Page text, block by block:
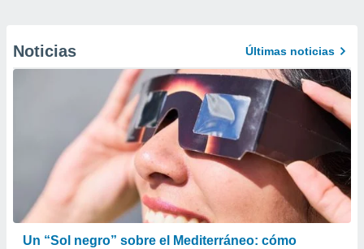
Noticias Últimas noticias
Un “Sol negro” sobre el Mediterráneo: cómo